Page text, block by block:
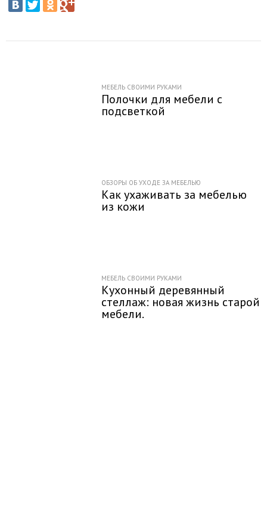
МЕБЕЛЬ СВОИМИ РУКАМИ
Полочки для мебели с
подсветкой
ОБЗОРЫ ОБ УХОДЕ ЗА МЕБЕЛЬЮ
Как ухаживать за мебелью
из кожи
МЕБЕЛЬ СВОИМИ РУКАМИ
Кухонный деревянный
стеллаж: новая жизнь старой
мебели.